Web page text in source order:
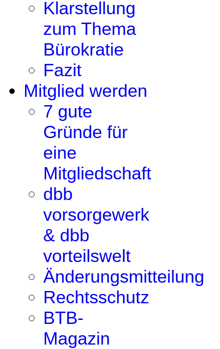
Klarstellung
zum Thema
Bürokratie
Fazit
Mitglied werden
7 gute
Gründe für
eine
Mitgliedschaft
dbb
vorsorgewerk
& dbb
vorteilswelt
Änderungsmitteilung
Rechtsschutz
BTB-
Magazin